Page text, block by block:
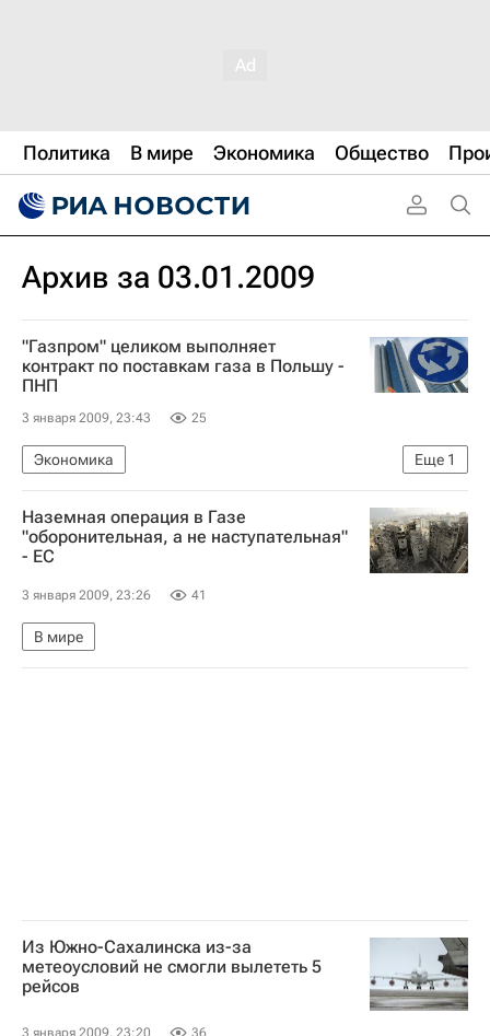
Политика В мире Экономика Общество
Архив за 03.01.2009
"Газпром" целиком выполняет
контракт по поставкам газа в Польшу -
ПНП
3 января 2009, 23:43 25
Еще 1
Экономика
Ситуация вокруг поставок российского газа в европейские страны
Наземная операция в Газе
"оборонительная, а не наступательная"
- ЕС
3 января 2009, 23:26 41
В мире
Из Южно-Сахалинска из-за
метеоусловий не смогли вылететь 5
рейсов
3 января 2009, 23:20 36